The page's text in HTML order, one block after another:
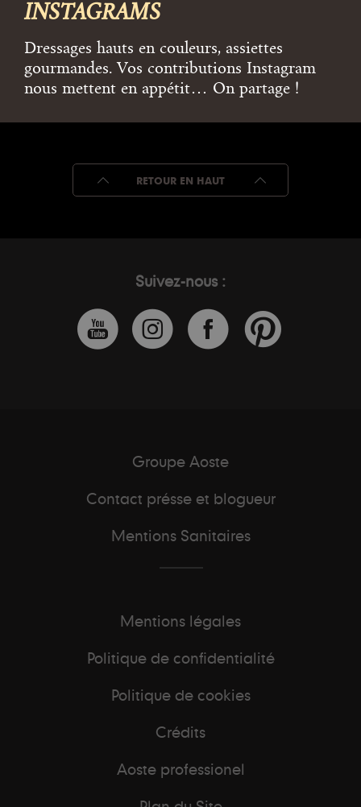
INSTAGRAMS
Dressages hauts en couleurs, assiettes
gourmandes. Vos contributions Instagram
nous mettent en appétit… On partage !
RETOUR EN HAUT
Suivez-nous :
Groupe Aoste
Contact présse et blogueur
Mentions Sanitaires
Mentions légales
Politique de confidentialité
Politique de cookies
Crédits
Aoste professionel